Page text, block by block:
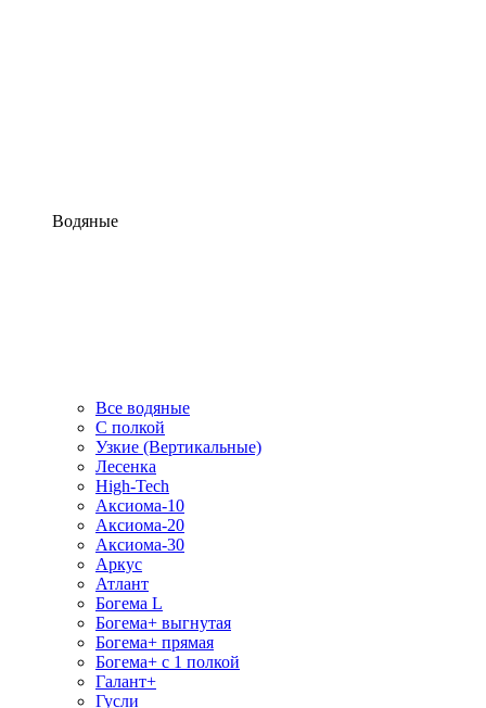
Водяные
Все водяные
С полкой
Узкие (Вертикальные)
Лесенка
High-Tech
Аксиома-10
Аксиома-20
Аксиома-30
Аркус
Атлант
Богема L
Богема+ выгнутая
Богема+ прямая
Богема+ с 1 полкой
Галант+
Гусли